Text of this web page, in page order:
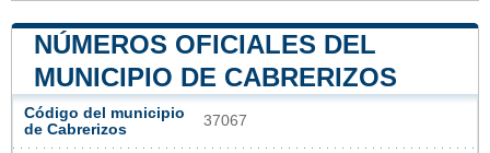
NÚMEROS OFICIALES DEL
MUNICIPIO DE CABRERIZOS
Código del municipio
de Cabrerizos
37067